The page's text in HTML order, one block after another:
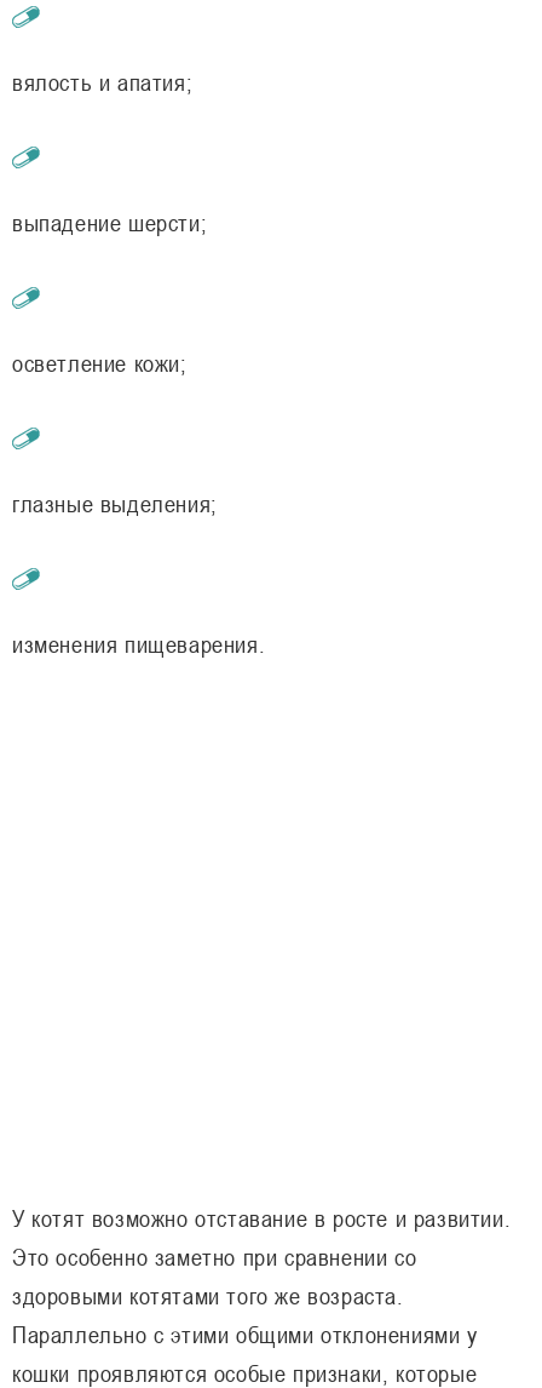
вялость и апатия;
выпадение шерсти;
осветление кожи;
глазные выделения;
изменения пищеварения.
У котят возможно отставание в росте и развитии.
Это особенно заметно при сравнении со
здоровыми котятами того же возраста.
Параллельно с этими общими отклонениями у
кошки проявляются особые признаки, которые